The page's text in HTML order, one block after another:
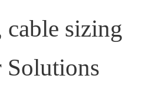
cable sizing
Solutions